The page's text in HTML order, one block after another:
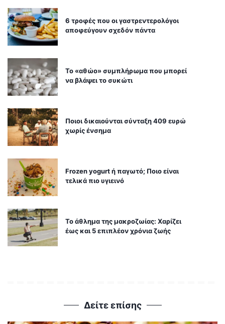
6 τροφές που οι γαστρεντερολόγοι
αποφεύγουν σχεδόν πάντα
Το «αθώο» συμπλήρωμα που μπορεί
να βλάψει το συκώτι
Ποιοι δικαιούνται σύνταξη 409 ευρώ
χωρίς ένσημα
Frozen yogurt ή παγωτό; Ποιο είναι
τελικά πιο υγιεινό
Το άθλημα της μακροζωίας: Χαρίζει
έως και 5 επιπλέον χρόνια ζωής
Δείτε επίσης